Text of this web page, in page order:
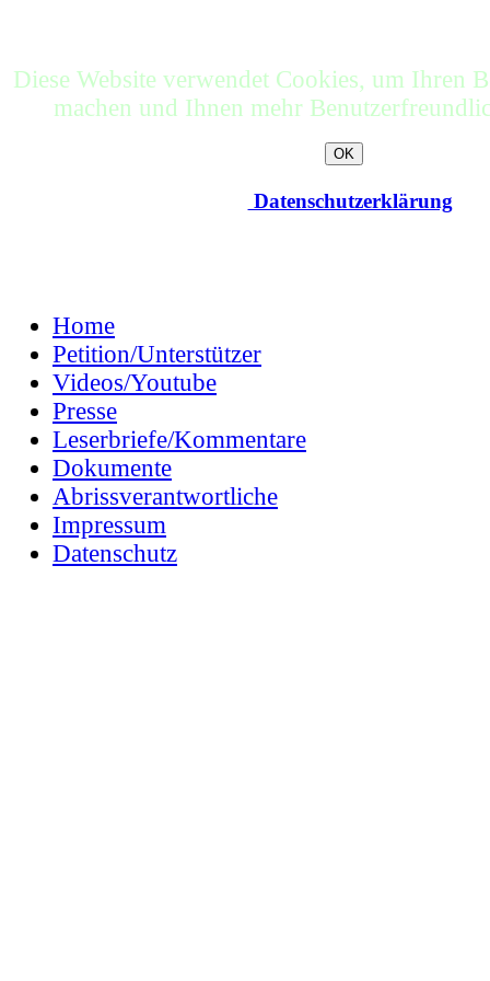
Diese Website verwendet Cookies, um Ihren
machen und Ihnen mehr
Datenschutzerklärung
Home
Petition/Unterstützer
Videos/Youtube
Presse
Leserbriefe/Kommentare
Dokumente
Abrissverantwortliche
Impressum
Datenschutz